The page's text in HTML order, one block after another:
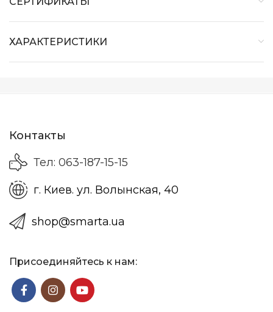
ХАРАКТЕРИСТИКИ
Контакты
Тел: 063-187-15-15
г. Киев. ул. Волынская, 40
shop@smarta.ua
Присоединяйтесь к нам: